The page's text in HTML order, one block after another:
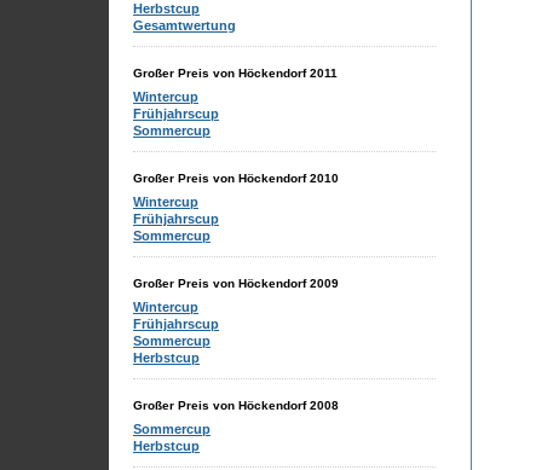
Herbstcup
Gesamtwertung
Großer Preis von Höckendorf 2011
Wintercup
Frühjahrscup
Sommercup
Großer Preis von Höckendorf 2010
Wintercup
Frühjahrscup
Sommercup
Großer Preis von Höckendorf 2009
Wintercup
Frühjahrscup
Sommercup
Herbstcup
Großer Preis von Höckendorf 2008
Sommercup
Herbstcup